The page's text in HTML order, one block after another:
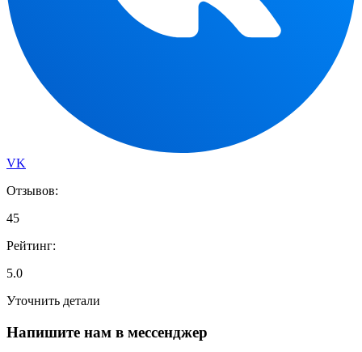
VK
Отзывов:
45
Рейтинг:
5.0
Уточнить детали
Напишите нам в мессенджер